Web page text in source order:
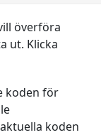
överföra
ut. Klicka
koden för
koden